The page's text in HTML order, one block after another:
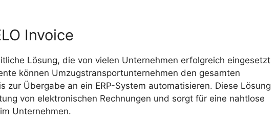
Invoice
Lösung, die von vielen Unternehmen erfolgreich eingesetzt
können Umzugstransportunternehmen den gesamten
zur Übergabe an ein ERP-System automatisieren. Diese Lösung
von elektronischen Rechnungen und sorgt für eine nahtlose
Unternehmen.